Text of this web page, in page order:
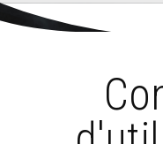
Aller
contenu.
Outils
personnels
Accueil